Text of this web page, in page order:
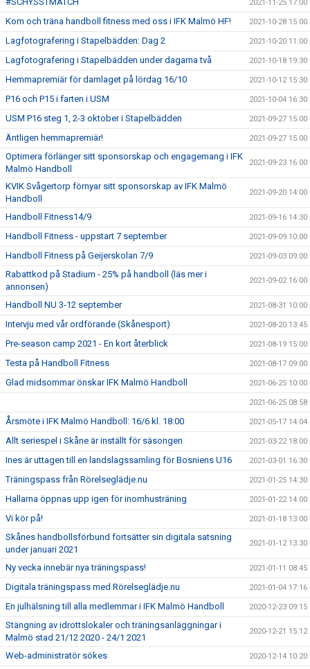
2021-11-25 17:00
Kom och träna handboll fitness med oss i IFK Malmö HF! 2021-10-28 15:00
Lagfotografering i Stapelbädden: Dag 2 2021-10-20 11:00
Lagfotografering i Stapelbädden under dagarna två 2021-10-18 19:30
Hemmapremiär för damlaget på lördag 16/10 2021-10-12 15:30
P16 och P15 i farten i USM 2021-10-04 16:30
USM P16 steg 1, 2-3 oktober i Stapelbädden 2021-09-27 15:00
Äntligen hemmapremiär! 2021-09-27 15:00
Optimera förlänger sitt sponsorskap och engagemang i IFK
Malmö Handboll
2021-09-23 16:00
KVIK Svågertorp förnyar sitt sponsorskap av IFK Malmö
Handboll
2021-09-20 14:00
Handboll Fitness14/9 2021-09-16 14:30
Handboll Fitness - uppstart 7 september 2021-09-09 10:00
Handboll Fitness på Geijerskolan 7/9 2021-09-03 09:00
Rabattkod på Stadium - 25% på handboll (läs mer i
annonsen)
2021-09-02 16:00
Handboll NU 3-12 september 2021-08-31 10:00
Intervju med vår ordförande (Skånesport) 2021-08-20 13:45
Pre-season camp 2021 - En kort återblick 2021-08-19 15:00
Testa på Handboll Fitness 2021-08-17 09:00
Glad midsommar önskar IFK Malmö Handboll 2021-06-25 10:00
2021-06-25 08:58
Årsmöte i IFK Malmö Handboll: 16/6 kl. 18:00 2021-05-17 14:04
Allt seriespel i Skåne är inställt för säsongen 2021-03-22 18:00
Ines är uttagen till en landslagssamling för Bosniens U16 2021-03-01 16:30
Träningspass från Rörelseglädje.nu 2021-01-25 14:30
Hallarna öppnas upp igen för inomhusträning 2021-01-22 14:00
Vi kör på! 2021-01-18 13:00
Skånes handbollsförbund fortsätter sin digitala satsning
under januari 2021
2021-01-12 13:30
Ny vecka innebär nya träningspass! 2021-01-11 08:45
Digitala träningspass med Rörelseglädje.nu 2021-01-04 17:16
En julhälsning till alla medlemmar i IFK Malmö Handboll 2020-12-23 09:15
Stängning av idrottslokaler och träningsanläggningar i
Malmö stad 21/12 2020 - 24/1 2021
2020-12-21 15:12
Web-administratör sökes 2020-12-14 10:20